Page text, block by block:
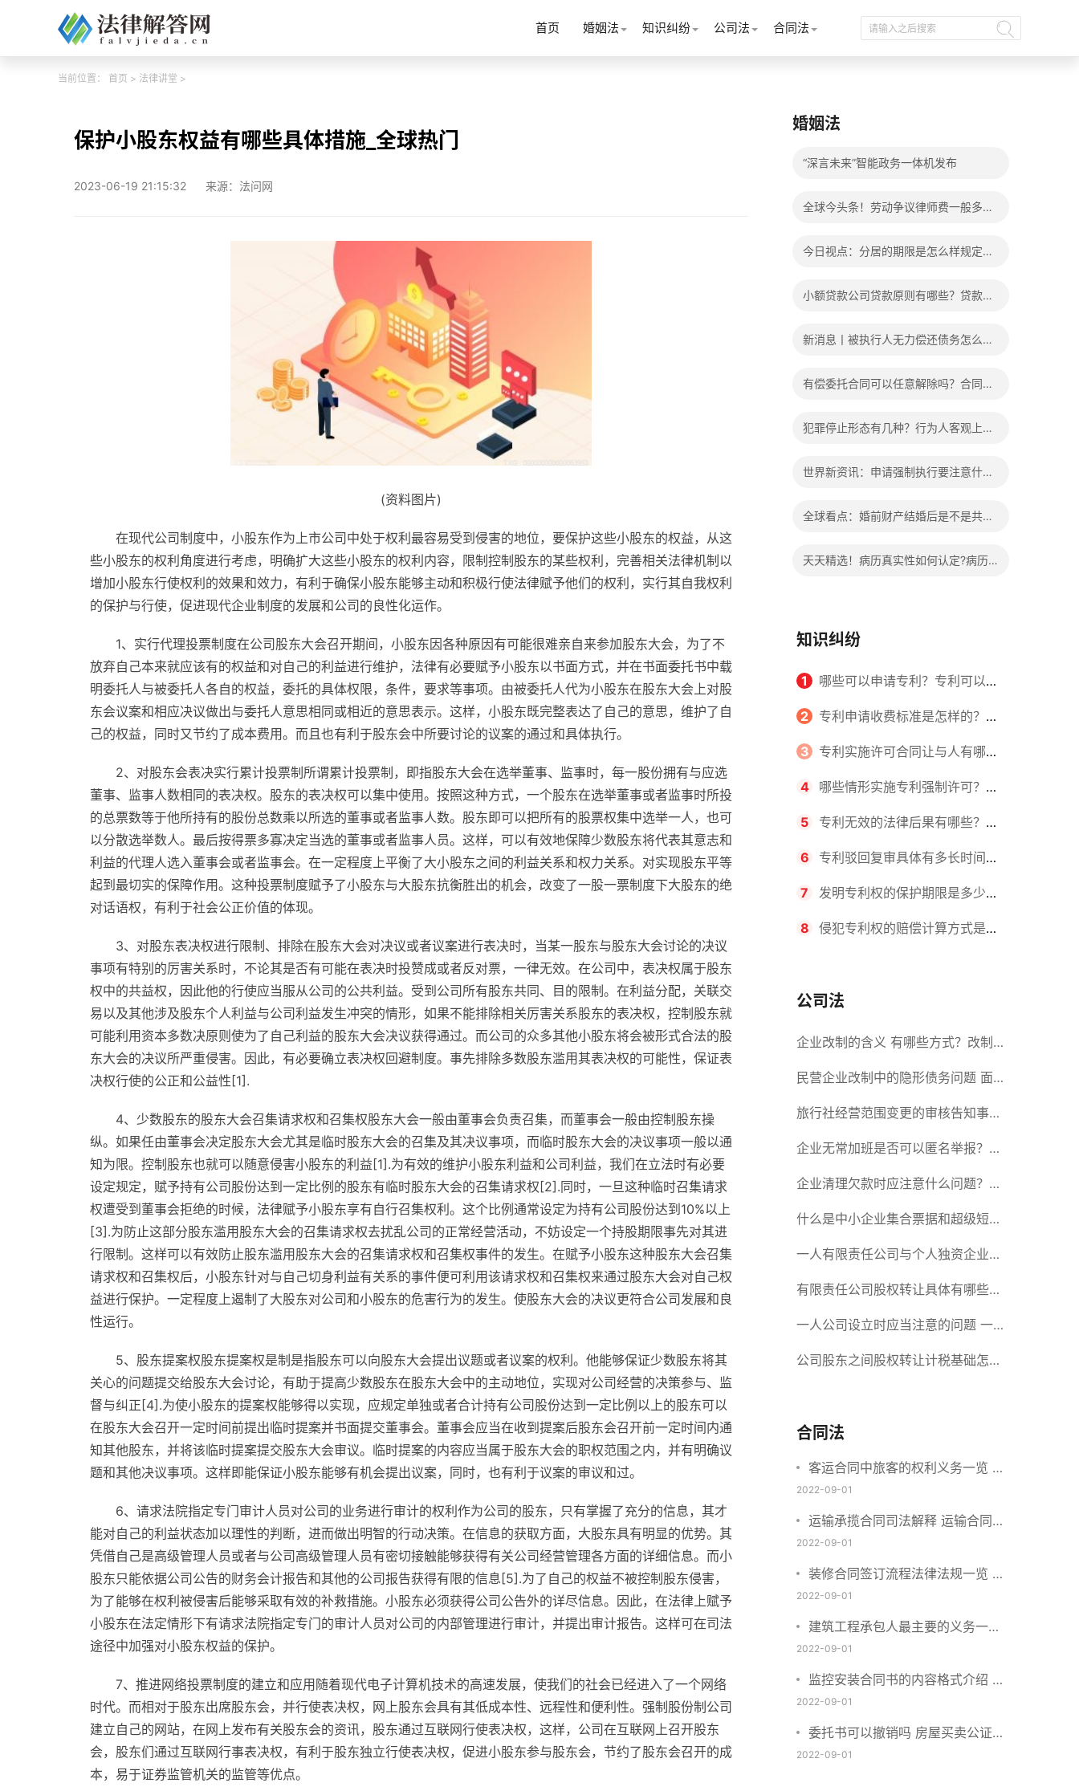
首页 婚姻法 知识纠纷 公司法 合同法
当前位置： 首页 > 法律讲堂 >
保护小股东权益有哪些具体措施_全球热门
2023-06-19 21:15:32 来源：法问网
(资料图片)
在现代公司制度中，小股东作为上市公司中处于权利最容易受到侵害的地位，要保护这些小股东的权益，从这
些小股东的权利角度进行考虑，明确扩大这些小股东的权利内容，限制控制股东的某些权利，完善相关法律机制以
增加小股东行使权利的效果和效力，有利于确保小股东能够主动和积极行使法律赋予他们的权利，实行其自我权利
的保护与行使，促进现代企业制度的发展和公司的良性化运作。
1、实行代理投票制度在公司股东大会召开期间，小股东因各种原因有可能很难亲自来参加股东大会，为了不
放弃自己本来就应该有的权益和对自己的利益进行维护，法律有必要赋予小股东以书面方式，并在书面委托书中载
明委托人与被委托人各自的权益，委托的具体权限，条件，要求等事项。由被委托人代为小股东在股东大会上对股
东会议案和相应决议做出与委托人意思相同或相近的意思表示。这样，小股东既完整表达了自己的意思，维护了自
己的权益，同时又节约了成本费用。而且也有利于股东会中所要讨论的议案的通过和具体执行。
2、对股东会表决实行累计投票制所谓累计投票制，即指股东大会在选举董事、监事时，每一股份拥有与应选
董事、监事人数相同的表决权。股东的表决权可以集中使用。按照这种方式，一个股东在选举董事或者监事时所投
的总票数等于他所持有的股份总数乘以所选的董事或者监事人数。股东即可以把所有的股票权集中选举一人，也可
以分散选举数人。最后按得票多寡决定当选的董事或者监事人员。这样，可以有效地保障少数股东将代表其意志和
利益的代理人选入董事会或者监事会。在一定程度上平衡了大小股东之间的利益关系和权力关系。对实现股东平等
起到最切实的保障作用。这种投票制度赋予了小股东与大股东抗衡胜出的机会，改变了一股一票制度下大股东的绝
对话语权，有利于社会公正价值的体现。
3、对股东表决权进行限制、排除在股东大会对决议或者议案进行表决时，当某一股东与股东大会讨论的决议
事项有特别的厉害关系时，不论其是否有可能在表决时投赞成或者反对票，一律无效。在公司中，表决权属于股东
权中的共益权，因此他的行使应当服从公司的公共利益。受到公司所有股东共同、目的限制。在利益分配，关联交
易以及其他涉及股东个人利益与公司利益发生冲突的情形，如果不能排除相关厉害关系股东的表决权，控制股东就
可能利用资本多数决原则使为了自己利益的股东大会决议获得通过。而公司的众多其他小股东将会被形式合法的股
东大会的决议所严重侵害。因此，有必要确立表决权回避制度。事先排除多数股东滥用其表决权的可能性，保证表
决权行使的公正和公益性[1].
4、少数股东的股东大会召集请求权和召集权股东大会一般由董事会负责召集，而董事会一般由控制股东操
纵。如果任由董事会决定股东大会尤其是临时股东大会的召集及其决议事项，而临时股东大会的决议事项一般以通
知为限。控制股东也就可以随意侵害小股东的利益[1].为有效的维护小股东利益和公司利益，我们在立法时有必要
设定规定，赋予持有公司股份达到一定比例的股东有临时股东大会的召集请求权[2].同时，一旦这种临时召集请求
权遭受到董事会拒绝的时候，法律赋予小股东享有自行召集权利。这个比例通常设定为持有公司股份达到10%以上
[3].为防止这部分股东滥用股东大会的召集请求权去扰乱公司的正常经营活动，不妨设定一个持股期限事先对其进
行限制。这样可以有效防止股东滥用股东大会的召集请求权和召集权事件的发生。在赋予小股东这种股东大会召集
请求权和召集权后，小股东针对与自己切身利益有关系的事件便可利用该请求权和召集权来通过股东大会对自己权
益进行保护。一定程度上遏制了大股东对公司和小股东的危害行为的发生。使股东大会的决议更符合公司发展和良
性运行。
5、股东提案权股东提案权是制是指股东可以向股东大会提出议题或者议案的权利。他能够保证少数股东将其
关心的问题提交给股东大会讨论，有助于提高少数股东在股东大会中的主动地位，实现对公司经营的决策参与、监
督与纠正[4].为使小股东的提案权能够得以实现，应规定单独或者合计持有公司股份达到一定比例以上的股东可以
在股东大会召开一定时间前提出临时提案并书面提交董事会。董事会应当在收到提案后股东会召开前一定时间内通
知其他股东，并将该临时提案提交股东大会审议。临时提案的内容应当属于股东大会的职权范围之内，并有明确议
题和其他决议事项。这样即能保证小股东能够有机会提出议案，同时，也有利于议案的审议和过。
6、请求法院指定专门审计人员对公司的业务进行审计的权利作为公司的股东，只有掌握了充分的信息，其才
能对自己的利益状态加以理性的判断，进而做出明智的行动决策。在信息的获取方面，大股东具有明显的优势。其
凭借自己是高级管理人员或者与公司高级管理人员有密切接触能够获得有关公司经营管理各方面的详细信息。而小
股东只能依据公司公告的财务会计报告和其他的公司报告获得有限的信息[5].为了自己的权益不被控制股东侵害，
为了能够在权利被侵害后能够采取有效的补救措施。小股东必须获得公司公告外的详尽信息。因此，在法律上赋予
小股东在法定情形下有请求法院指定专门的审计人员对公司的内部管理进行审计，并提出审计报告。这样可在司法
途径中加强对小股东权益的保护。
7、推进网络投票制度的建立和应用随着现代电子计算机技术的高速发展，使我们的社会已经进入了一个网络
时代。而相对于股东出席股东会，并行使表决权，网上股东会具有其低成本性、远程性和便利性。强制股份制公司
建立自己的网站，在网上发布有关股东会的资讯，股东通过互联网行使表决权，这样，公司在互联网上召开股东
会，股东们通过互联网行事表决权，有利于股东独立行使表决权，促进小股东参与股东会，节约了股东会召开的成
本，易于证券监管机关的监管等优点。
婚姻法
“深言未来”智能政务一体机发布
全球今头条！劳动争议律师费一般多少
今日视点：分居的期限是怎么样规定
小额贷款公司贷款原则有哪些？贷款不
新消息丨被执行人无力偿还债务怎么
有偿委托合同可以任意解除吗？合同无
犯罪停止形态有几种？行为人客观上实
世界新资讯：申请强制执行要注意什么
全球看点：婚前财产结婚后是不是共同
天天精选！病历真实性如何认定?病历
知识纠纷
1 哪些可以申请专利？专利可以同
时多个人一起申请吗？
2 专利申请收费标准是怎样的？申
请不同类型的专利所需要的钱不同
3 专利实施许可合同让与人有哪些
主要义务？专利实施许可合同与专利
许可合同有什么区别？
4 哪些情形实施专利强制许可？专
利强制许可的前提条件是什么？
5 专利无效的法律后果有哪些？专
利的无效情形有哪些？
6 专利驳回复审具体有多长时间？
哪些情况下专利申请可能被驳回？
7 发明专利权的保护期限是多少
年？非专利发明人是否有专利申请
8 侵犯专利权的赔偿计算方式是什
间？
公司法
企业改制的含义 有哪些方式？改制
后国企员工属于什么性质？
民营企业改制中的隐形债务问题 面
对隐形债务问题应该如何解决？
旅行社经营范围变更的审核告知事项
旅游业的发展现状和趋势
企业无常加班是否可以匿名举报？强
制加班公司没有加班费怎么办？
企业清理欠款时应注意什么问题？企
业短期借款需要注意哪些事项？
什么是中小企业集合票据和超级短期
融资券？一起来了解一下吧！
一人有限责任公司与个人独资企业的
区别 这些知识你都知道吗？
有限责任公司股权转让具体有哪些形
式？来了解下这五种形式
一人公司设立时应当注意的问题 一
人公司的特征
公司股东之间股权转让计税基础怎么
合什么要件？
合同法
客运合同中旅客的权利义务一览 主
要包括这些内容
2022-09-01
运输承揽合同司法解释 运输合同中
承运人的义务有哪些
2022-09-01
装修合同签订流程法律法规一览 律
师解答
2022-09-01
建筑工程承包人最主要的义务一览
承包合同内容介绍
2022-09-01
监控安装合同书的内容格式介绍 一
般包括这些条款
2022-09-01
委托书可以撤销吗 房屋买卖公证可
否撤销
2022-09-01